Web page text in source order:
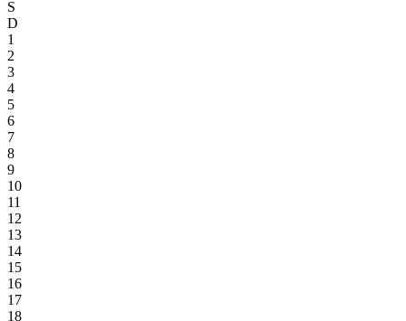
S
D
1
2
3
4
5
6
7
8
9
10
11
12
13
14
15
16
17
18